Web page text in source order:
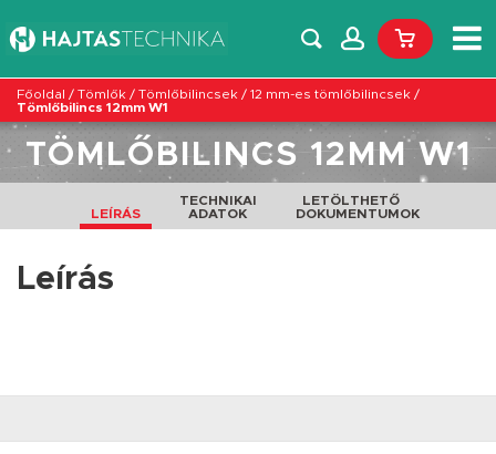
Főoldal / Tömlők / Tömlőbilincsek / 12 mm-es tömlőbilincsek /
Tömlőbilincs 12mm W1
TÖMLŐBILINCS 12MM W1
LEÍRÁS
TECHNIKAI
ADATOK
LETÖLTHETŐ
DOKUMENTUMOK
Leírás